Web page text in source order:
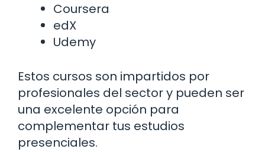
Coursera
edX
Udemy
Estos cursos son impartidos por
profesionales del sector y pueden ser
una excelente opción para
complementar tus estudios
presenciales.